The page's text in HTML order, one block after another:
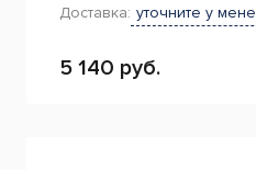
Доставка: уточните у
5 140 руб.